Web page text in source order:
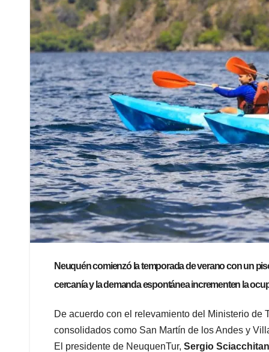
Neuquén comienzó la temporada de verano con un
cercanía y la demanda espontánea incrementen la
De acuerdo con el relevamiento del Ministerio
consolidados como San Martín de los Andes y
El presidente de NeuquenTur, Sergio